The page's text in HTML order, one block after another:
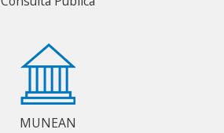
MUNEAN